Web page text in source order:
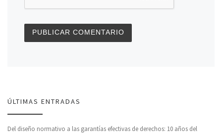
ÚLTIMAS ENTRADAS
Del diseño normativo a las garantías efectivas de derechos: 10 años del